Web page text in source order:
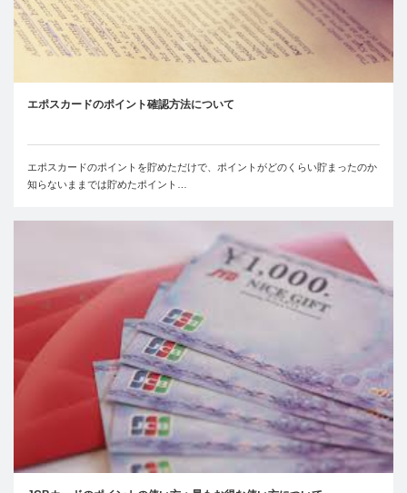
エポスカードのポイント確認方法について
エポスカードのポイントを貯めただけで、ポイントがどのくらい貯まったのか
知らないままでは貯めたポイント…